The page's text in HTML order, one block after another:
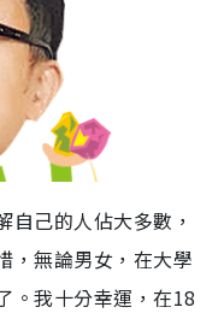
己的人佔大多數，
，無論男女，在大學
。我十分幸運，在18